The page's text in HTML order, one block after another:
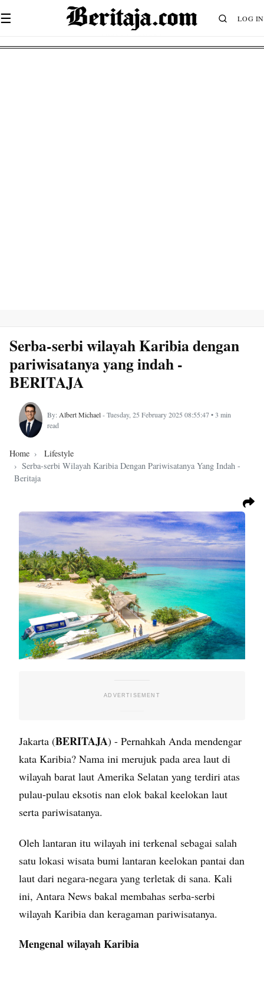
☰ LOG IN
Serba-serbi wilayah Karibia dengan
pariwisatanya yang indah -
BERITAJA
By: Albert Michael- Tuesday, 25 February 2025 08:55:47 • 3 min
read
Home
Lifestyle
Serba-serbi Wilayah Karibia Dengan Pariwisatanya Yang Indah -
Beritaja
Jakarta (BERITAJA) - Pernahkah Anda mendengar
kata Karibia? Nama ini merujuk pada area laut di
wilayah barat laut Amerika Selatan yang terdiri atas
pulau-pulau eksotis nan elok bakal keelokan laut
serta pariwisatanya.
Oleh lantaran itu wilayah ini terkenal sebagai salah
satu lokasi wisata bumi lantaran keelokan pantai dan
laut dari negara-negara yang terletak di sana. Kali
ini, Antara News bakal membahas serba-serbi
wilayah Karibia dan keragaman pariwisatanya.
Mengenal wilayah Karibia